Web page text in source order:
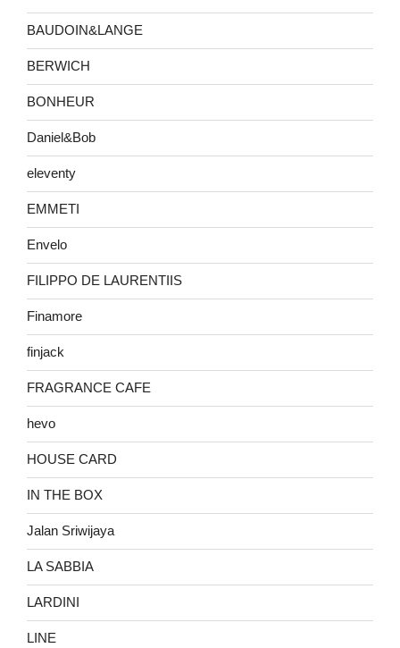
BAUDOIN&LANGE
BERWICH
BONHEUR
Daniel&Bob
eleventy
EMMETI
Envelo
FILIPPO DE LAURENTIIS
Finamore
finjack
FRAGRANCE CAFE
hevo
HOUSE CARD
IN THE BOX
Jalan Sriwijaya
LA SABBIA
LARDINI
LINE